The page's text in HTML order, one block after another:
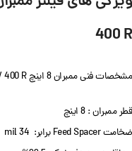
400 R
مشخصات فنی ممبران 8 اینچ BW 400 R برند LG Chem شامل موارد زیر است
قطر ممبران : 8 اینچ
ضخامت Feed Spacer برابر: 34 mil